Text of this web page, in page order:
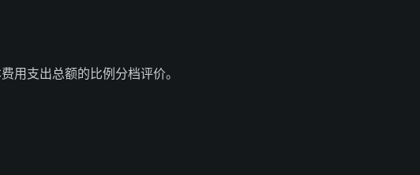
用支出总额的比例分档评价。